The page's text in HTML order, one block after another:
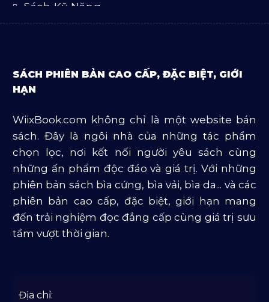
Sách Kỹ Năng
Sách Tôn Giáo
Truyện Và Tiểu Thuyết
Văn Học Và Lịch Sử
SÁCH PHIÊN BẢN CAO CẤP, ĐẶC BIỆT, GIỚI
HẠN
WiixBook.com không chỉ là một website bán
sách. Đây là ngôi nhà của những tác phẩm
chọn lọc, nơi kết nối người yêu sách cùng
những ấn phẩm độc đáo và giá trị. Với những
phiên bản sách bìa cứng, bìa vải, bìa da... và các
phiên bản cao cấp, đặc biệt, giới hạn mang
đến trải nghiệm đọc đẳng cấp cùng giá trị sưu
tầm vượt thời gian.
Địa chỉ: